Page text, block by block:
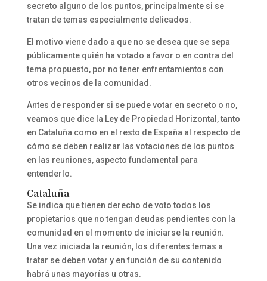
secreto alguno de los puntos, principalmente si se
tratan de temas especialmente delicados.
El motivo viene dado a que no se desea que se sepa
públicamente quién ha votado a favor o en contra del
tema propuesto, por no tener enfrentamientos con
otros vecinos de la comunidad.
Antes de responder si se puede votar en secreto o no,
veamos que dice la Ley de Propiedad Horizontal, tanto
en Cataluña como en el resto de España al respecto de
cómo se deben realizar las votaciones de los puntos
en las reuniones, aspecto fundamental para
entenderlo.
Cataluña
Se indica que tienen derecho de voto todos los
propietarios que no tengan deudas pendientes con la
comunidad en el momento de iniciarse la reunión.
Una vez iniciada la reunión, los diferentes temas a
tratar se deben votar y en función de su contenido
habrá unas mayorías u otras.